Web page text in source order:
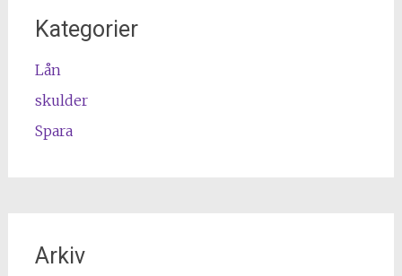
Kategorier
Lån
skulder
Spara
Arkiv